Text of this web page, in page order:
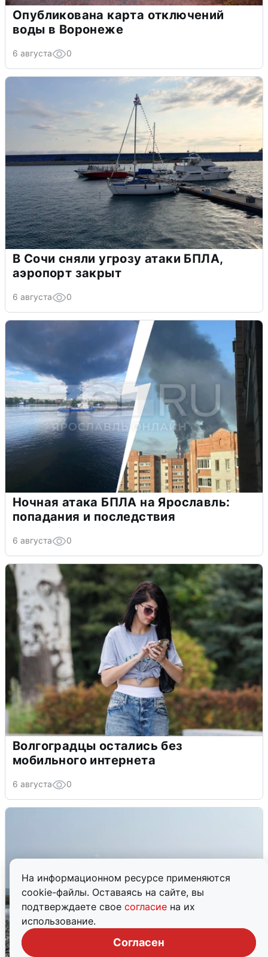
На информационном ресурсе применяются
cookie-файлы. Оставаясь на сайте, вы
подтверждаете свое согласие на их
использование.
Согласен
Опубликована карта отключений
воды в Воронеже
6 августа 0
В Сочи сняли угрозу атаки БПЛА,
аэропорт закрыт
6 августа 0
Ночная атака БПЛА на Ярославль:
попадания и последствия
6 августа 0
Волгоградцы остались без
мобильного интернета
6 августа 0